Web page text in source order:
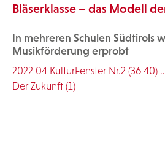
Bläserklasse – das Modell
In mehreren Schulen Südtirols
Musikförderung erprobt
2022 04 KulturFenster Nr.2 (36 40)
Der Zukunft (1)